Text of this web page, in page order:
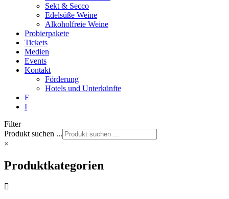
Sekt & Secco
Edelsüße Weine
Alkoholfreie Weine
Probierpakete
Tickets
Medien
Events
Kontakt
Förderung
Hotels und Unterkünfte
F
I
Filter
Produkt suchen ...
×
Produktkategorien